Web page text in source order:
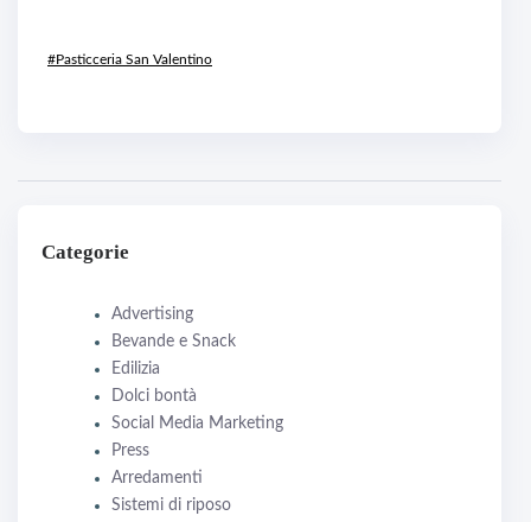
#Pasticceria San Valentino
Categorie
Advertising
Bevande e Snack
Edilizia
Dolci bontà
Social Media Marketing
Press
Arredamenti
Sistemi di riposo